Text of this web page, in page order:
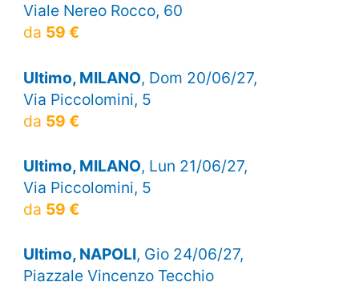
Viale Nereo Rocco, 60
da 59 €
Ultimo, MILANO, Dom 20/06/27,
Via Piccolomini, 5
da 59 €
Ultimo, MILANO, Lun 21/06/27,
Via Piccolomini, 5
da 59 €
Ultimo, NAPOLI, Gio 24/06/27,
Piazzale Vincenzo Tecchio